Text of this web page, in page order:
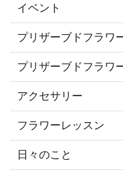
イベント
プリザーブドフラワ
プリザーブドフラワ
アクセサリー
フラワーレッスン
日々のこと